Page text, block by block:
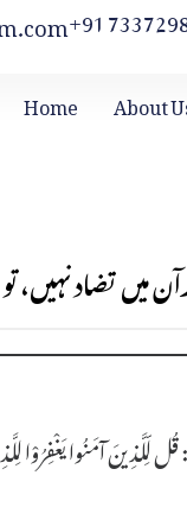
+91
Home About
تضاد نہیں،